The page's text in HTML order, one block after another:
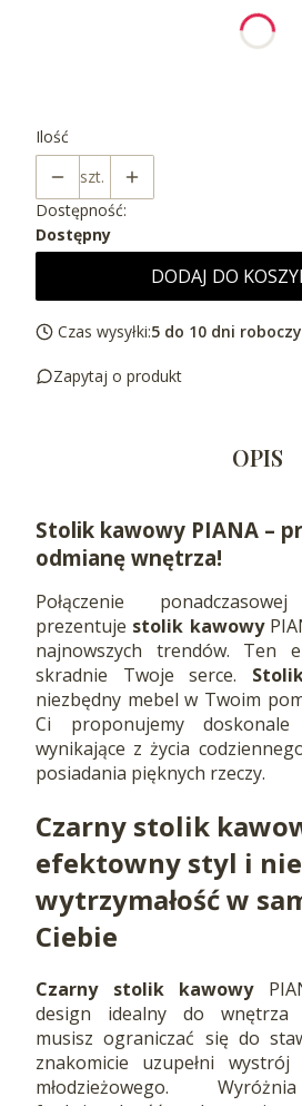
Ilość
szt.
Dostępność:
Dostępny
DODAJ DO
Czas wysyłki:5 do 10 dni
Zapytaj o produkt
OPIS
Stolik kawowy PIANA –
odmianę wnętrza!
Połączenie
prezentuje stolik kawowy
najnowszych trendów. Ten
skradnie Twoje serce.
niezbędny mebel w Twoim
Ci proponujemy
wynikające z życia
posiadania pięknych rzeczy.
Czarny stolik
efektowny styl i
wytrzymałość w
Ciebie
Czarny stolik kawowy
design idealny do wnętrza
musisz ograniczać się do
znakomicie uzupełni
młodzieżowego.